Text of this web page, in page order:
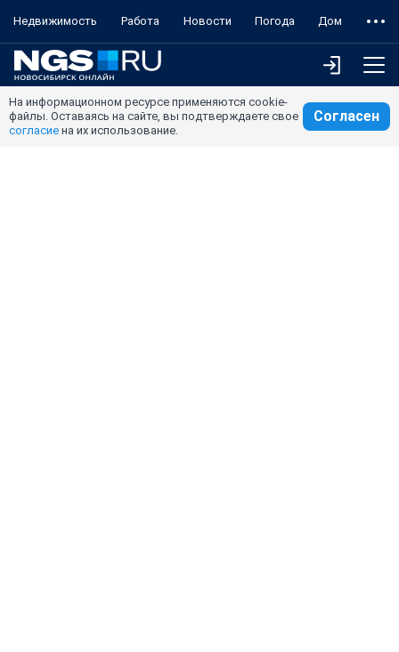
Недвижимость Работа Новости Погода Дом
На информационном ресурсе применяются cookie-
файлы. Оставаясь на сайте, вы подтверждаете свое
согласие на их использование.
Согласен